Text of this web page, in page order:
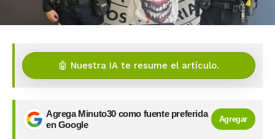
🤖 Nuestra IA te resume el artículo.
Agrega Minuto30 como fuente preferida
en Google
Agregar